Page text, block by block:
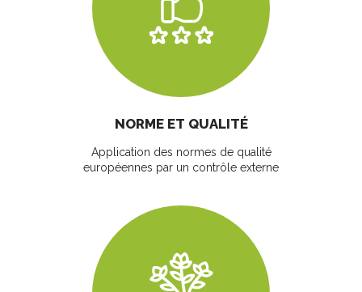
NORME ET QUALITÉ
Application des normes de qualité
européennes par un contrôle externe